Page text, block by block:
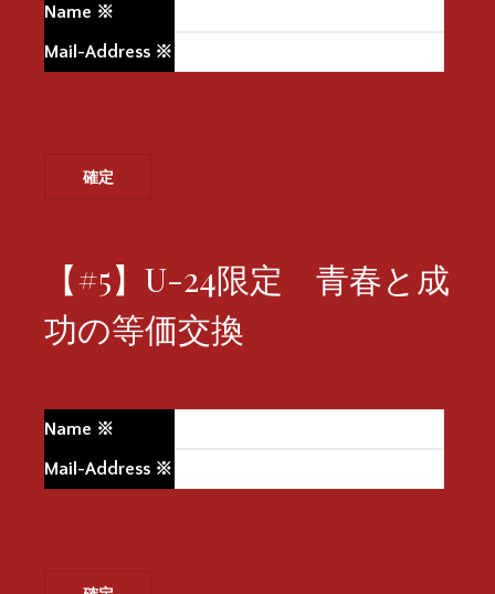
Name ※
Mail-Address ※
【#5】U-24限定 青春と成
功の等価交換
Name ※
Mail-Address ※